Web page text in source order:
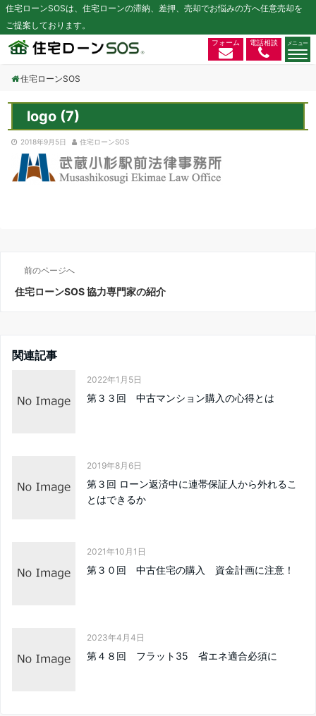
住宅ローンSOSは、住宅ローンの滞納、差押、売却でお悩みの方へ任意売却を
ご提案しております。
フォーム 電話相談
住宅ローンSOS
logo (7)
2018年9月5日 住宅ローンSOS
前のページへ
住宅ローンSOS 協力専門家の紹介
関連記事
2022年1月5日
第３３回 中古マンション購入の心得とは
2019年8月6日
第３回 ローン返済中に連帯保証人から外れるこ
とはできるか
2021年10月1日
第３０回 中古住宅の購入 資金計画に注意！
2023年4月4日
第４８回 フラット35 省エネ適合必須に